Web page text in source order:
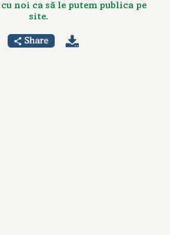
noi ca să le putem publica pe
site.